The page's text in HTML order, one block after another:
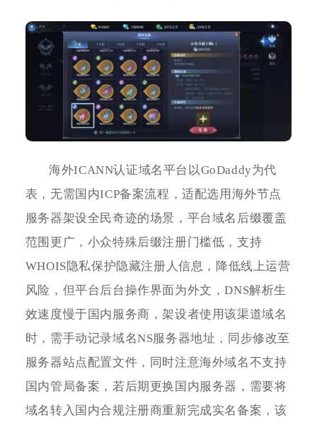
海外ICANN认证域名平台以GoDaddy为代
表，无需国内ICP备案流程，适配选用海外节点
服务器架设全民奇迹的场景，平台域名后缀覆盖
范围更广，小众特殊后缀注册门槛低，支持
WHOIS隐私保护隐藏注册人信息，降低线上运营
风险，但平台后台操作界面为外文，DNS解析生
效速度慢于国内服务商，架设者使用该渠道域名
时，需手动记录域名NS服务器地址，同步修改至
服务器站点配置文件，同时注意海外域名不支持
国内管局备案，若后期更换国内服务器，需要将
域名转入国内合规注册商重新完成实名备案，该